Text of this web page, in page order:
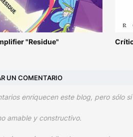
"Residue"
UN COMENTARIO
enriquecen este blog, pero sólo
amable y constructivo.